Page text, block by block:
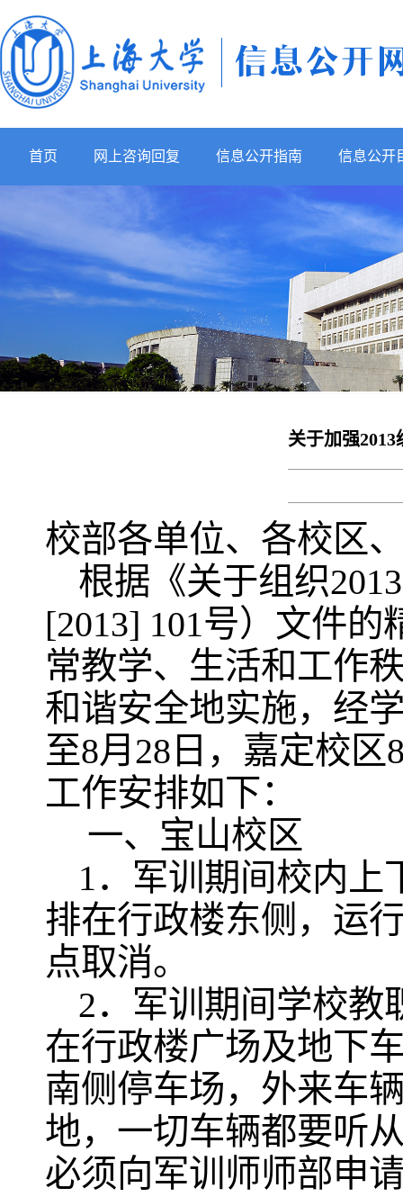
首页 网上咨询回复 信息公开指南 信息公开
关于加强
校部各单位、各校区
根据《关于组织
[2013] 101号）文件
常教学、生活和工作
和谐安全地实施，经
至8月28日，嘉定校
工作安排如下：
一、宝山校区
1．军训期间校内上
排在行政楼东侧，运
点取消。
2．军训期间学校教
在行政楼广场及地下
南侧停车场，外来车
地，一切车辆都要听
必须向军训师师部申